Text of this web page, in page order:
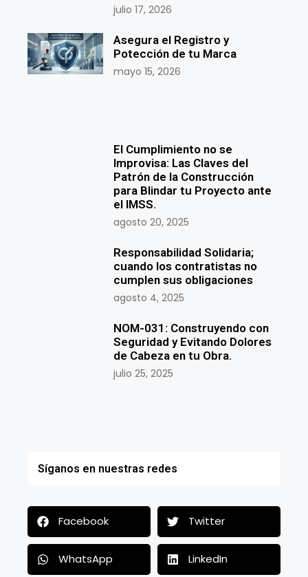
julio 17, 2026
Asegura el Registro y
Potección de tu Marca
mayo 15, 2026
El Cumplimiento no se
Improvisa: Las Claves del
Patrón de la Construcción
para Blindar tu Proyecto ante
el IMSS.
agosto 20, 2025
Responsabilidad Solidaria;
cuando los contratistas no
cumplen sus obligaciones
agosto 4, 2025
NOM-031: Construyendo con
Seguridad y Evitando Dolores
de Cabeza en tu Obra.
julio 25, 2025
Síganos en nuestras redes
Facebook Twitter
WhatsApp LinkedIn